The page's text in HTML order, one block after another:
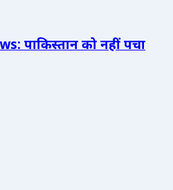
पाकिस्तान को नहीं पचा